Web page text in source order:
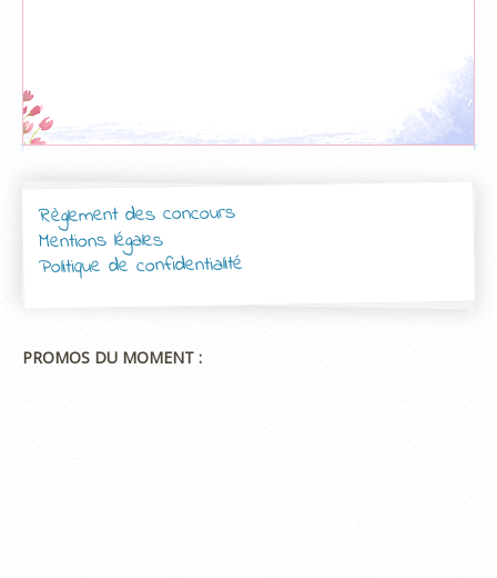
Règlement des concours
Mentions légales
Politique de confidentialité
PROMOS DU MOMENT :